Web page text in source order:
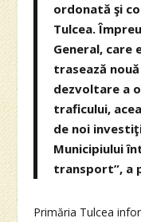
ordonată şi
Tulcea.
General, care
trasează
dezvoltare a
traficului,
de noi
Municipiului
transport”, a
Primăria Tulcea